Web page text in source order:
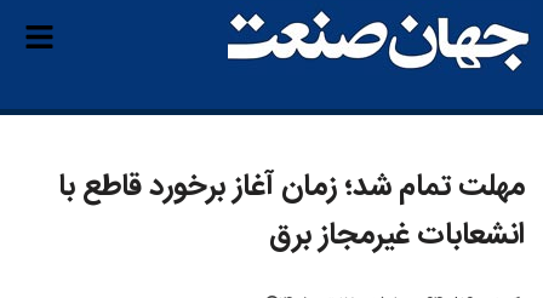
مهلت تمام شد؛ زمان آغاز برخورد قاطع با
انشعابات غیرمجاز برق